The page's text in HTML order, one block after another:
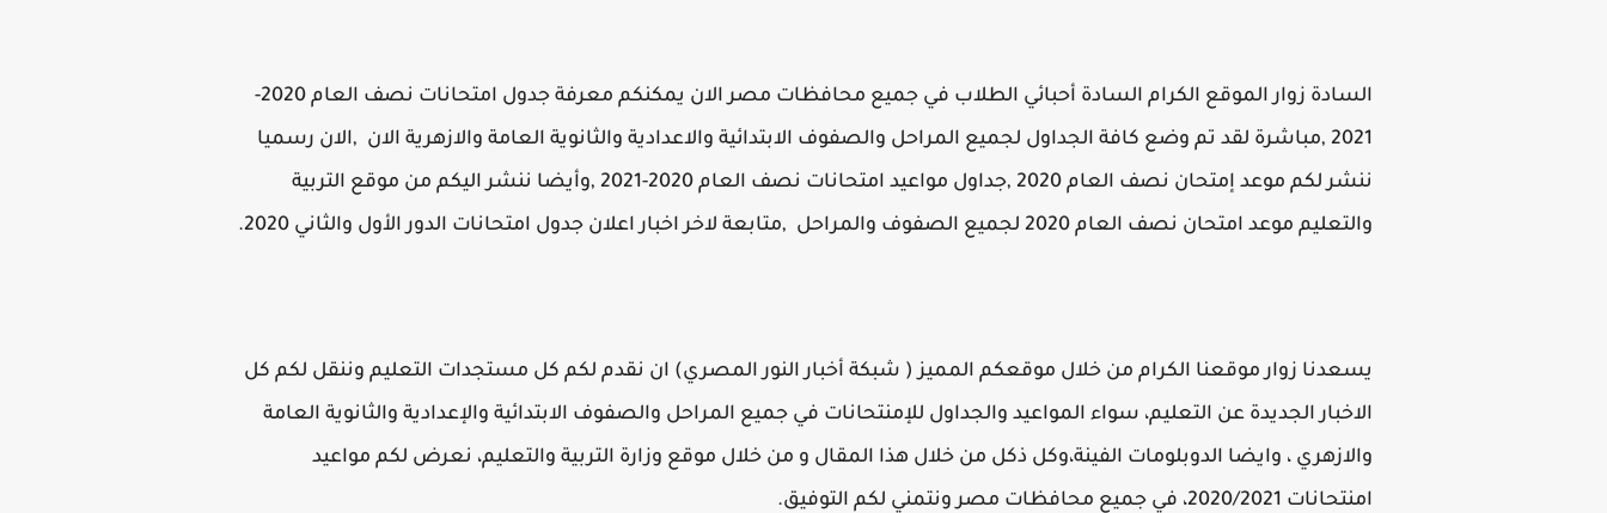
السادة زوار الموقع الكرام السادة أحبائي الطلاب في جميع محافظات مصر الان يمكنكم معرفة جدول امتحانات نصف العام 2020-
2021 ,مباشرة لقد تم وضع كافة الجداول لجميع المراحل والصفوف الابتدائية والاعدادية والثانوية العامة والازهرية الان ,الان رسميا
ننشر لكم موعد إمتحان نصف العام 2020 ,جداول مواعيد امتحانات نصف العام 2020-2021 ,وأيضا ننشر اليكم من موقع التربية
والتعليم موعد امتحان نصف العام 2020 لجميع الصفوف والمراحل ,متابعة لاخر اخبار اعلان جدول امتحانات الدور الأول والثاني 2020.
يسعدنا زوار موقعنا الكرام من خلال موقعكم المميز ( شبكة أخبار النور المصري) ان نقدم لكم كل مستجدات التعليم وننقل لكم كل
الاخبار الجديدة عن التعليم، سواء المواعيد والجداول للإمنتحانات في جميع المراحل والصفوف الابتدائية والإعدادية والثانوية العامة
والازهري ، وايضا الدوبلومات الفينة،وكل ذكل من خلال هذا المقال و من خلال موقع وزارة التربية والتعليم، نعرض لكم مواعيد
امنتحانات 2020/2021، في جميع محافظات مصر ونتمني لكم التوفيق.